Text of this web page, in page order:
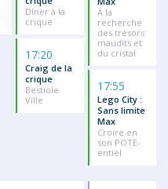
Dîner à la
crique
17:20
Craig de la
crique
Bestiole
Ville
À la
recherche
des trésors
maudits et
du cristal
17:55
Lego City :
Sans limite
Max
Croire en
son POTE-
entiel